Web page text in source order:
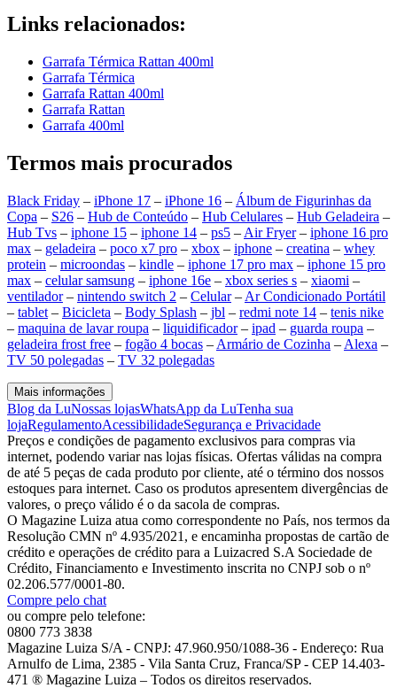
Links relacionados:
Garrafa Térmica Rattan 400ml
Garrafa Térmica
Garrafa Rattan 400ml
Garrafa Rattan
Garrafa 400ml
Termos mais procurados
Black Friday – iPhone 17 – iPhone 16 – Álbum de Figurinhas da
Copa – S26 – Hub de Conteúdo – Hub Celulares – Hub Geladeira –
Hub Tvs – iphone 15 – iphone 14 – ps5 – Air Fryer– iphone 16 pro
max – geladeira – poco x7 pro – xbox – iphone – creatina – whey
protein – microondas – kindle – iphone 17 pro max – iphone 15 pro
max – celular samsung – iphone 16e – xbox series s – xiaomi –
ventilador– nintendo switch 2 – Celular– Ar Condicionado Portátil
– tablet – Bicicleta – Body Splash – jbl – redmi note 14 – tenis nike
– maquina de lavar roupa – liquidificador– ipad – guarda roupa –
geladeira frost free – fogão 4 bocas – Armário de Cozinha – Alexa –
TV 50 polegadas – TV 32 polegadas
Mais informações
Blog da LuNossas lojasWhatsApp da LuTenha sua
lojaRegulamentoAcessibilidadeSegurança e Privacidade
Preços e condições de pagamento exclusivos para compras via
internet, podendo variar nas lojas físicas. Ofertas válidas na compra
de até 5 peças de cada produto por cliente, até o término dos nossos
estoques para internet. Caso os produtos apresentem divergências de
valores, o preço válido é o da sacola de compras.
O Magazine Luiza atua como correspondente no País, nos termos da
Resolução CMN nº 4.935/2021, e encaminha propostas de cartão de
crédito e operações de crédito para a Luizacred S.A Sociedade de
Crédito, Financiamento e Investimento inscrita no CNPJ sob o nº
02.206.577/0001-80.
Compre pelo chat
ou compre pelo telefone:
0800 773 3838
Magazine Luiza S/A - CNPJ: 47.960.950/1088-36 - Endereço: Rua
Arnulfo de Lima, 2385 - Vila Santa Cruz, Franca/SP - CEP 14.403-
471 ® Magazine Luiza – Todos os direitos reservados.